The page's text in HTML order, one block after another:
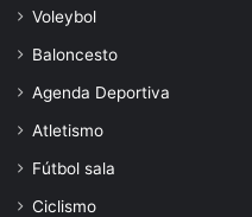
Voleybol
Baloncesto
Agenda Deportiva
Atletismo
Fútbol sala
Ciclismo